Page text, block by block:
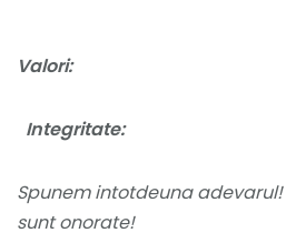
Valori:
Integritate:
Spunem intotdeuna
sunt onorate!